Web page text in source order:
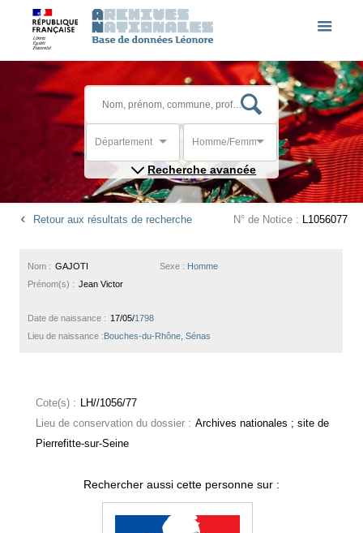
Département Homme/Femme
Recherche avancée
Retour aux résultats de recherche N° de Notice : L1056077
Sexe : Homme
Nom : GAJOTI
Prénom(s) : Jean Victor
Date de naissance : 17/05/1798
Lieu de naissance :Bouches-du-Rhône, Sénas
Cote(s) : LH//1056/77
Lieu de conservation du dossier : Archives nationales ; site de
Pierrefitte-sur-Seine
Rechercher aussi cette personne sur :